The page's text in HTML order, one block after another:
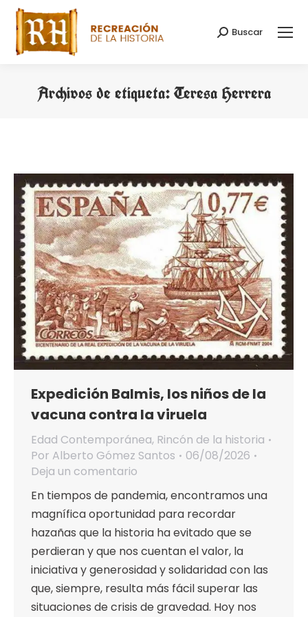
Buscar:
Buscar
Archivos de etiqueta:Teresa Herrera
Expedición Balmis, los niños de la
vacuna contra la viruela
Edad Contemporánea, Rincón de la historia
Por Alberto Gómez Santos
06/08/2026
Deja un comentario
En tiempos de pandemia, encontramos una
magnífica oportunidad para recordar
hazañas que la historia ha evitado que se
perdieran y que nos cuentan el valor, la
iniciativa y generosidad y solidaridad con las
que, siempre, resulta más fácil superar las
situaciones de crisis de gravedad. Hoy nos